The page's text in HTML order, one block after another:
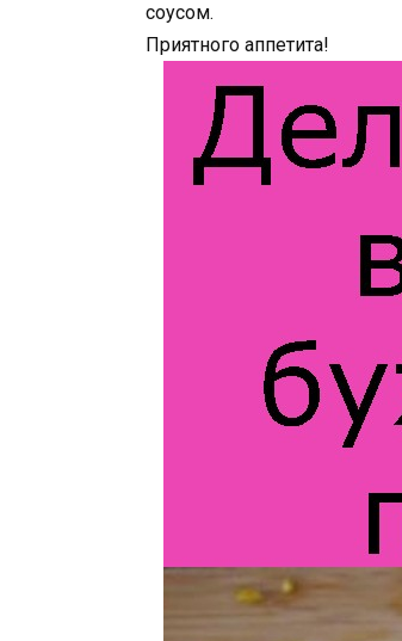
соусом.
Приятного аппетита!